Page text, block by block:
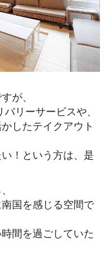
が、
リーサービスや、
したテイクアウト
！という方は、是
国を感じる空間で
間を過ごしていた